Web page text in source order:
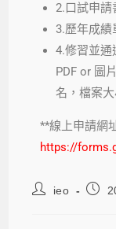
2.口試申請
3.歷年成績
4.修習並通
PDF or 圖
名，檔案
**線上申請網
https://
ieo